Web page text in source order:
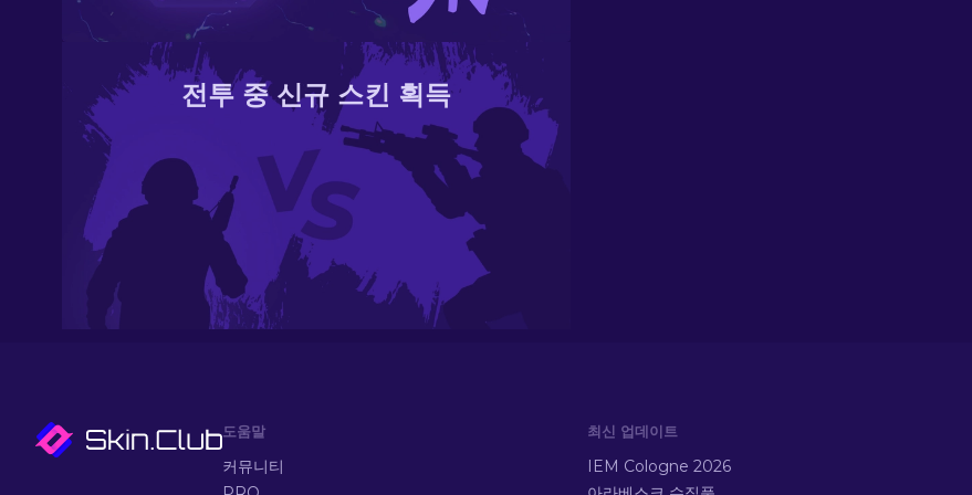
전투 중 신규 스킨 획득
도움말
커뮤니티
최신 업데이트
IEM Cologne 2026